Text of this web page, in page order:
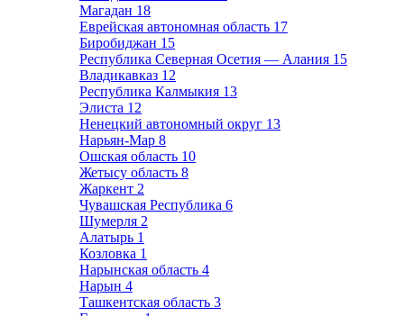
Магадан 18
Еврейская автономная область 17
Биробиджан 15
Республика Северная Осетия — Алания 15
Владикавказ 12
Республика Калмыкия 13
Элиста 12
Ненецкий автономный округ 13
Нарьян-Мар 8
Ошская область 10
Жетысу область 8
Жаркент 2
Чувашская Республика 6
Шумерля 2
Алатырь 1
Козловка 1
Нарынская область 4
Нарын 4
Ташкентская область 3